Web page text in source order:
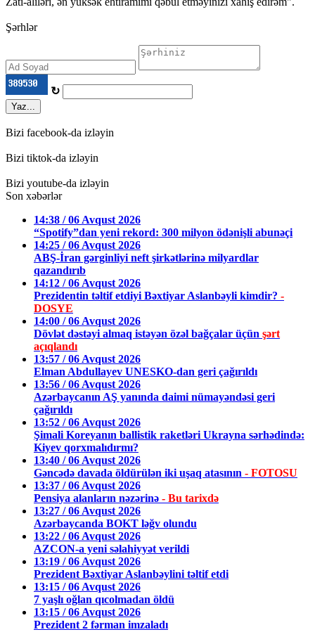
Şərhlər
↻
Yaz...
Bizi facebook-da izləyin
Bizi tiktok-da izləyin
Bizi youtube-da izləyin
Son xəbərlər
14:38 / 06 Avqust 2026
“Spotify”dan yeni rekord: 300 milyon ödənişli abunəçi
14:25 / 06 Avqust 2026
ABŞ-İran gərginliyi neft şirkətlərinə milyardlar
qazandırıb
14:12 / 06 Avqust 2026
Prezidentin təltif etdiyi Bəxtiyar Aslanbəyli kimdir? -
DOSYE
14:00 / 06 Avqust 2026
Dövlət dəstəyi almaq istəyən özəl bağçalar üçün şərt
açıqlandı
13:57 / 06 Avqust 2026
Elman Abdullayev UNESKO-dan geri çağırıldı
13:56 / 06 Avqust 2026
Azərbaycanın AŞ yanında daimi nümayəndəsi geri
çağırıldı
13:52 / 06 Avqust 2026
Şimali Koreyanın ballistik raketləri Ukrayna sərhədində:
Kiyev qorxmalıdırmı?
13:40 / 06 Avqust 2026
Gəncədə davada öldürülən iki uşaq atasının - FOTOSU
13:37 / 06 Avqust 2026
Pensiya alanların nəzərinə - Bu tarixdə
13:27 / 06 Avqust 2026
Azərbaycanda BOKT ləğv olundu
13:22 / 06 Avqust 2026
AZCON-a yeni səlahiyyət verildi
13:19 / 06 Avqust 2026
Prezident Bəxtiyar Aslanbəylini təltif etdi
13:15 / 06 Avqust 2026
7 yaşlı oğlan qıcolmadan öldü
13:15 / 06 Avqust 2026
Prezident 2 fərman imzaladı